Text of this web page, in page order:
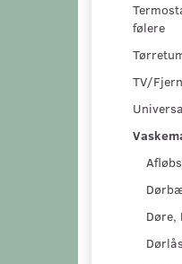
følere
TV/
Døre,